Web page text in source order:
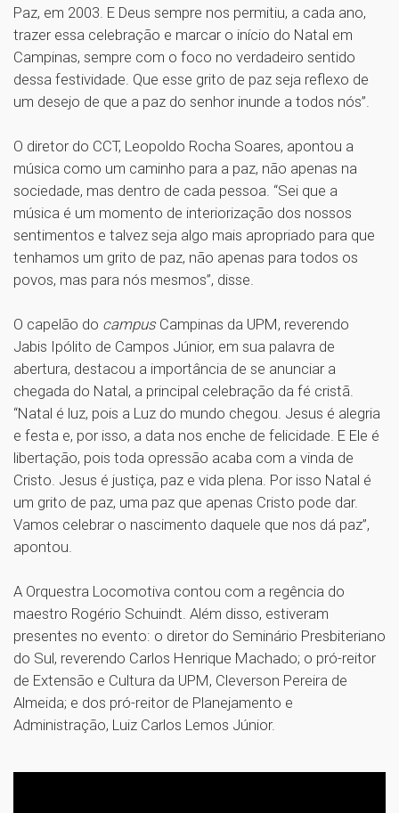
Paz, em 2003. E Deus sempre nos permitiu, a cada ano,
trazer essa celebração e marcar o início do Natal em
Campinas, sempre com o foco no verdadeiro sentido
dessa festividade. Que esse grito de paz seja reflexo de
um desejo de que a paz do senhor inunde a todos nós”.
O diretor do CCT, Leopoldo Rocha Soares, apontou a
música como um caminho para a paz, não apenas na
sociedade, mas dentro de cada pessoa. “Sei que a
música é um momento de interiorização dos nossos
sentimentos e talvez seja algo mais apropriado para que
tenhamos um grito de paz, não apenas para todos os
povos, mas para nós mesmos”, disse.
O capelão do campus Campinas da UPM, reverendo
Jabis Ipólito de Campos Júnior, em sua palavra de
abertura, destacou a importância de se anunciar a
chegada do Natal, a principal celebração da fé cristã.
“Natal é luz, pois a Luz do mundo chegou. Jesus é alegria
e festa e, por isso, a data nos enche de felicidade. E Ele é
libertação, pois toda opressão acaba com a vinda de
Cristo. Jesus é justiça, paz e vida plena. Por isso Natal é
um grito de paz, uma paz que apenas Cristo pode dar.
Vamos celebrar o nascimento daquele que nos dá paz”,
apontou.
A Orquestra Locomotiva contou com a regência do
maestro Rogério Schuindt. Além disso, estiveram
presentes no evento: o diretor do Seminário Presbiteriano
do Sul, reverendo Carlos Henrique Machado; o pró-reitor
de Extensão e Cultura da UPM, Cleverson Pereira de
Almeida; e dos pró-reitor de Planejamento e
Administração, Luiz Carlos Lemos Júnior.